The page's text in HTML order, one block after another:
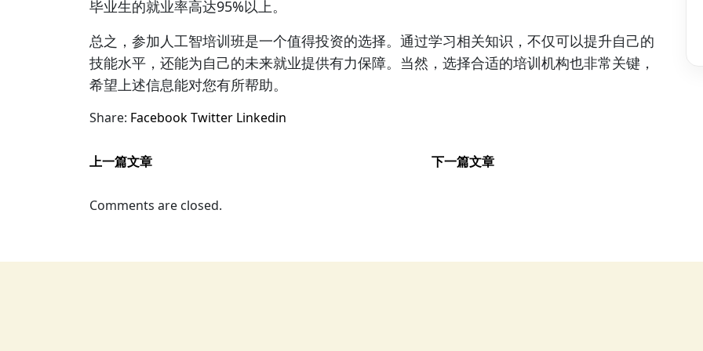
毕业生的就业率高达95%以上。
总之，参加人工智培训班是一个值得投资的选择。通过学习相关知识，不仅可以提升自己的
技能水平，还能为自己的未来就业提供有力保障。当然，选择合适的培训机构也非常关键，
希望上述信息能对您有所帮助。
Share: FacebookTwitter Linkedin
上一篇文章 下一篇文章
Comments are closed.